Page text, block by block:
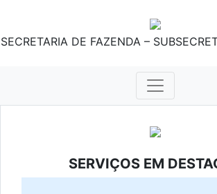
SECRETARIA DE FAZENDA –
SERVIÇOS EM